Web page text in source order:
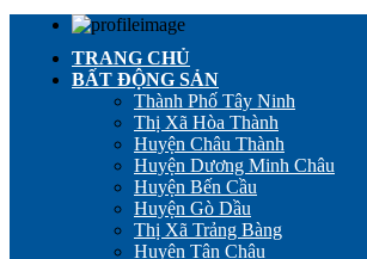
TRANG CHỦ
BẤT ĐỘNG SẢN
Thành Phố Tây Ninh
Thị Xã Hòa Thành
Huyện Châu Thành
Huyện Dương Minh Châu
Huyện Bến Cầu
Huyện Gò Dầu
Thị Xã Trảng Bàng
Huyện Tân Châu